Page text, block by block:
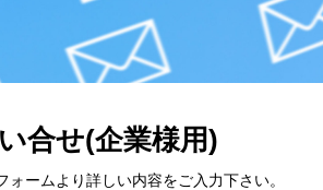
合せ(企業様用)
ォームより詳しい内容をご入力下さい。